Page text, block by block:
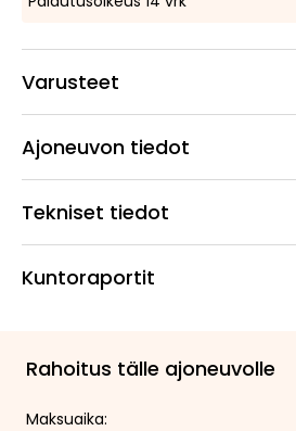
Varusteet
Ajoneuvon tiedot
Tekniset tiedot
Kuntoraportit
Rahoitus tälle ajoneuvolle
Maksuaika: